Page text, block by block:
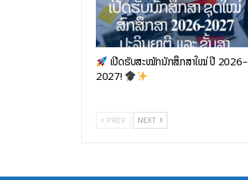
ເປີດຮັບສະໝັກນັກສຶກສາໃໝ່ ປີ 2026–
2027!
PREV NEXT